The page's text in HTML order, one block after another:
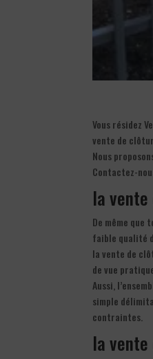
Vous résidez
vente de
Nous
Contactez-
la
De même que
faible qualité
la vente de
de vue
Aussi,
simple
contraintes.
la